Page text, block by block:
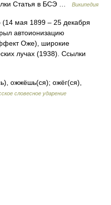
Статья в БСЭ …
Википедия
мая 1899 – 25 декабря
автоионизацию
Оже), широкие
лучах (1938). Ссылки
ожжёшь(ся); ожёг(ся),
словесное ударение